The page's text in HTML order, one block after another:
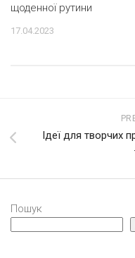
щоденної рутини
17.04.2023
Ідеї для творчих
Пошук